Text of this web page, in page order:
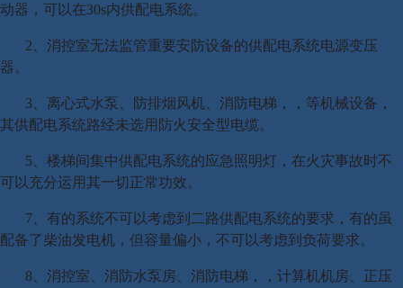
动器，可以在30s内供配电系统。
2、消控室无法监管重要安防设备的供配电系统电源变压
器。
3、离心式水泵、防排烟风机、消防电梯，，等机械设备，
其供配电系统路经未选用防火安全型电缆。
5、楼梯间集中供配电系统的应急照明灯，在火灾事故时不
可以充分运用其一切正常功效。
7、有的系统不可以考虑到二路供配电系统的要求，有的虽
配备了柴油发电机，但容量偏小，不可以考虑到负荷要求。
8、消控室、消防水泵房、消防电梯，，计算机机房、正压